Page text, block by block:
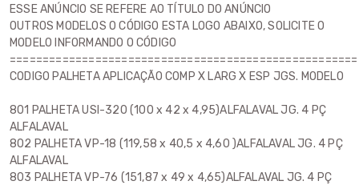
ESSE ANÚNCIO SE REFERE AO TÍTULO DO ANÚNCIO
OUTROS MODELOS O CÓDIGO ESTA LOGO ABAIXO, SOLICITE O
MODELO INFORMANDO O CÓDIGO
CODIGO PALHETA APLICAÇÃO COMP X LARG X ESP JGS. MODELO
801 PALHETA USI-320 (100 x 42 x 4,95)ALFALAVAL JG. 4 PÇ
ALFALAVAL
802 PALHETA VP-18 (119,58 x 40,5 x 4,60 )ALFALAVAL JG. 4 PÇ
ALFALAVAL
803 PALHETA VP-76 (151,87 x 49 x 4,65)ALFALAVAL JG. 4 PÇ